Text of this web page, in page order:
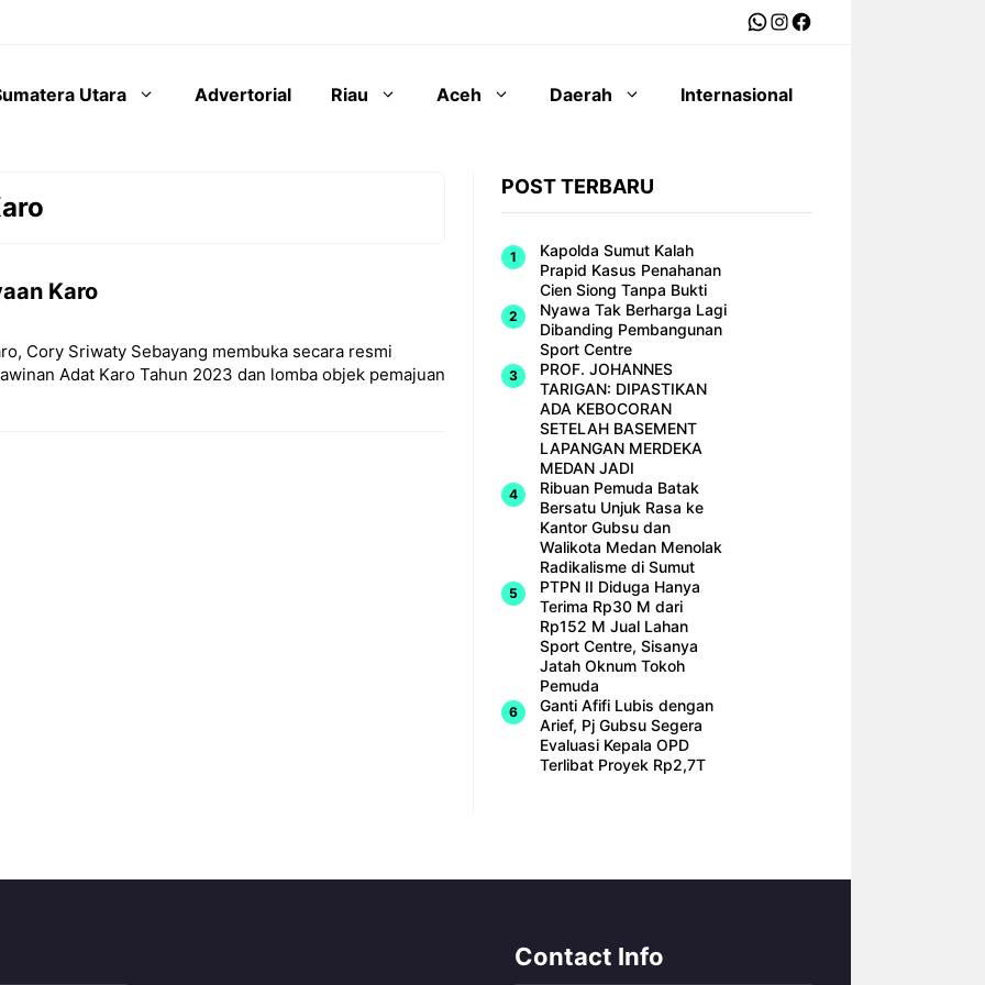
WhatsApp
Instagram
Facebook
Utara Advertorial Riau Aceh Daerah Internasional
Karo
Cory Sriwaty Sebayang membuka secara resmi
Adat Karo Tahun 2023 dan lomba objek pemajuan
POST TERBARU
Kapolda Sumut Kalah
Prapid Kasus Penahanan
Cien Siong Tanpa Bukti
Nyawa Tak Berharga Lagi
Dibanding Pembangunan
Sport Centre
PROF. JOHANNES
TARIGAN: DIPASTIKAN
ADA KEBOCORAN
SETELAH BASEMENT
LAPANGAN MERDEKA
MEDAN JADI
Ribuan Pemuda Batak
Bersatu Unjuk Rasa ke
Kantor Gubsu dan
Walikota Medan Menolak
Radikalisme di Sumut
PTPN II Diduga Hanya
Terima Rp30 M dari
Rp152 M Jual Lahan
Sport Centre, Sisanya
Jatah Oknum Tokoh
Pemuda
Ganti Afifi Lubis dengan
Arief, Pj Gubsu Segera
Evaluasi Kepala OPD
Terlibat Proyek Rp2,7T
Contact Info